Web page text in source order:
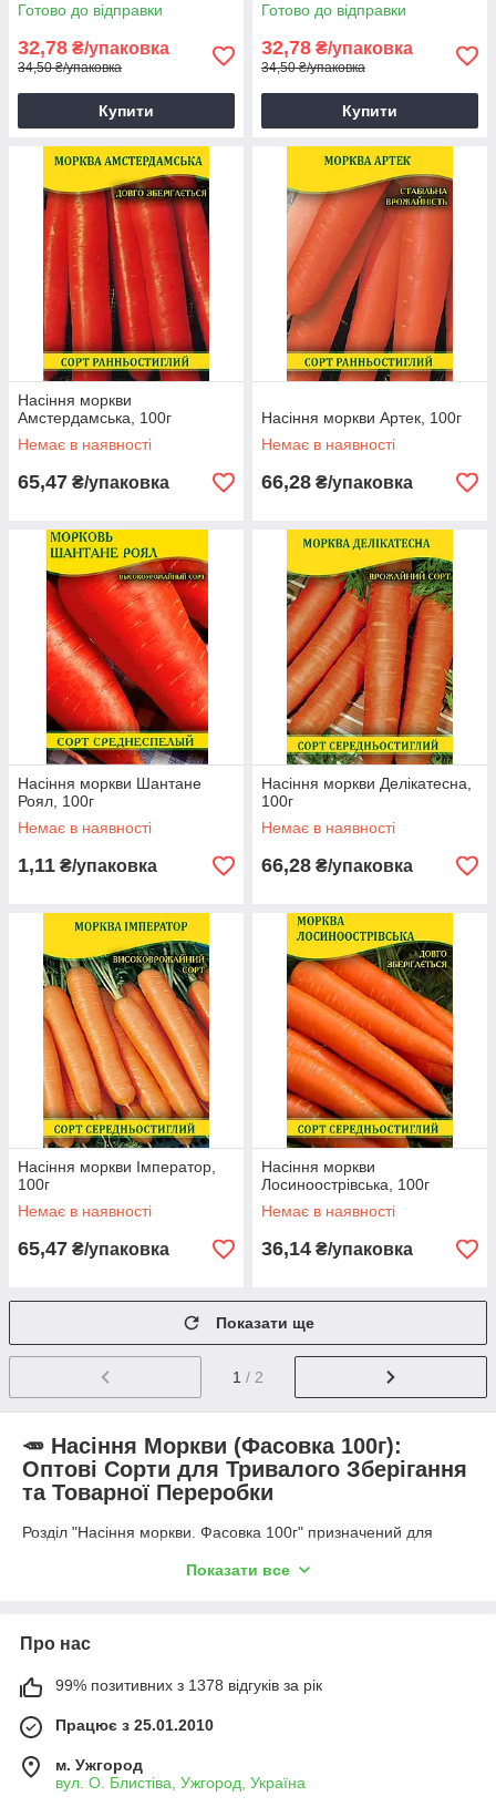
Готово до відправки
32,78 ₴/упаковка
34,50 ₴/упаковка
Купити
Готово до відправки
32,78 ₴/упаковка
34,50 ₴/упаковка
Купити
Насіння моркви
Амстердамська, 100г
Немає в наявності
65,47 ₴/упаковка
Насіння моркви Артек, 100г
Немає в наявності
66,28 ₴/упаковка
Насіння моркви Шантане
Роял, 100г
Немає в наявності
1,11 ₴/упаковка
Насіння моркви Делікатесна,
100г
Немає в наявності
66,28 ₴/упаковка
Насіння моркви Імператор,
100г
Немає в наявності
65,47 ₴/упаковка
Насіння моркви
Лосиноострівська, 100г
Немає в наявності
36,14 ₴/упаковка
Показати ще
1 / 2
🥕 Насіння Моркви (Фасовка 100г):
Оптові Сорти для Тривалого Зберігання
та Товарної Переробки
Розділ "Насіння моркви. Фасовка 100г" призначений для
бригад, що спеціалізуються на товарному вирощуванні
оптимальною для середніх посівних площ, дозволяючи
економічно придбати необхідну кількість насіння
високоврожайних сортів і гібридів, а також провести тестові
посіви різних сортотипів перед прийняттям рішення про
великомасштабну закупівлю.
поліпшені сорти, ключовими характеристиками яких є
високий вміст каротину, відмінна лежкість, вирівняність
Показати все
Про нас
99% позитивних з 1378 відгуків за рік
Працює з 25.01.2010
м. Ужгород
вул. О. Блистіва, Ужгород, Україна